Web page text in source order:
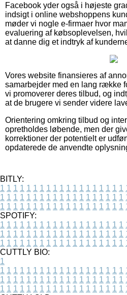
Facebook yder også i højeste
indsigt i online webshoppens
møder vi nogle e-firmaer hvor
evaluering af købsoplevelsen,
at danne dig et indtryk af
Vores website finansieres af
samarbejder med en lang række
vi promoverer deres tilbud, og
at de brugere vi sender videre
Orientering omkring tilbud og
opretholdes løbende, men der
korrektioner der potentielt er
opdaterede de anvendte
BITLY:
1 1 1 1 1 1 1 1 1 1 1 1 1 1 1 1 1 1 1
1 1 1 1 1 1 1 1 1 1 1 1 1 1 1 1 1 1 1
1 1 1 1 1 1 1 1 1 1 1 1 1 1 1 1 1 1 1
SPOTIFY:
1 1 1 1 1 1 1 1 1 1 1 1 1 1 1 1 1 1 1
1 1 1 1 1 1 1 1 1 1 1 1 1 1 1 1 1 1 1
1 1 1 1 1 1 1 1 1 1 1 1 1 1 1 1 1 1 1
CUTTLY BIO:
1
1 1 1 1 1 1 1 1 1 1 1 1 1 1 1 1 1 1 1
1 1 1 1 1 1 1 1 1 1 1 1 1 1 1 1 1 1 1
1 1 1 1 1 1 1 1 1 1 1 1 1 1 1 1 1 1 1